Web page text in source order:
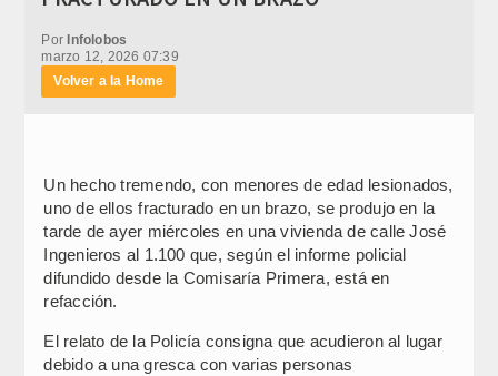
PorInfolobos
marzo 12, 2026 07:39
Volver a la Home
Un hecho tremendo, con menores de edad lesionados,
uno de ellos fracturado en un brazo, se produjo en la
tarde de ayer miércoles en una vivienda de calle José
Ingenieros al 1.100 que, según el informe policial
difundido desde la Comisaría Primera, está en
refacción.
El relato de la Policía consigna que acudieron al lugar
debido a una gresca con varias personas